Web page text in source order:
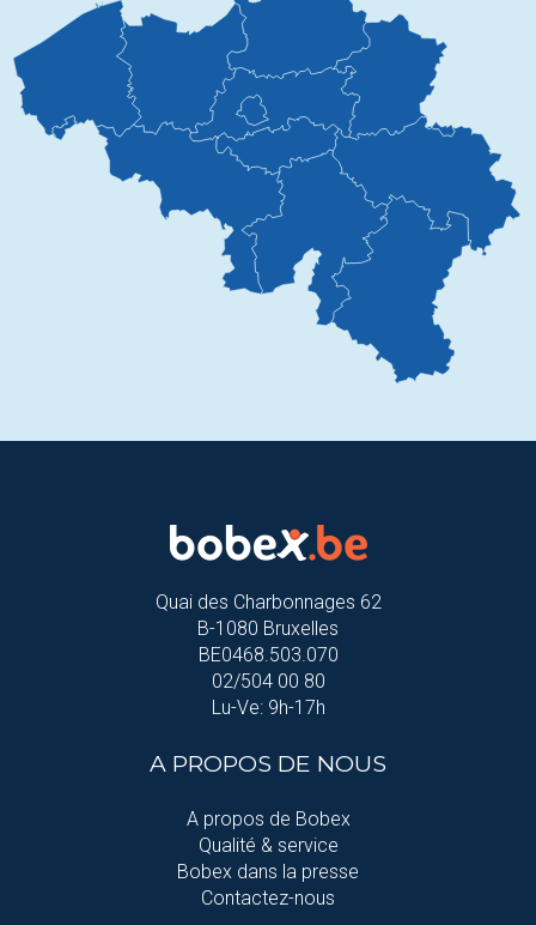
Quai des Charbonnages 62
B-1080 Bruxelles
BE0468.503.070
02/504 00 80
Lu-Ve: 9h-17h
A PROPOS DE NOUS
A propos de Bobex
Qualité & service
Bobex dans la presse
Contactez-nous